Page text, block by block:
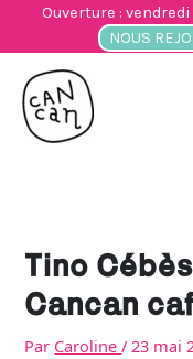
Ouverture : vendredi
NOUS
contenu
Tino
Cancan
Par Caroline/23 mai